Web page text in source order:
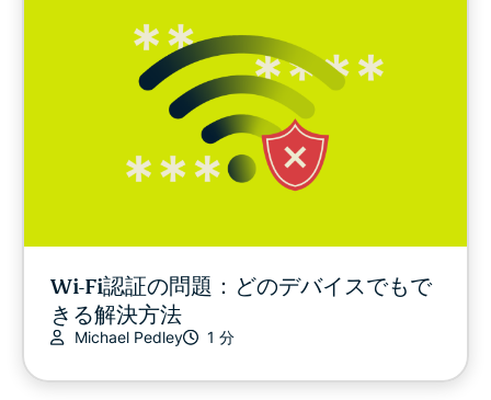
Wi-Fi認証の問題：どのデバイスでもで
きる解決方法
Michael Pedley 1 分